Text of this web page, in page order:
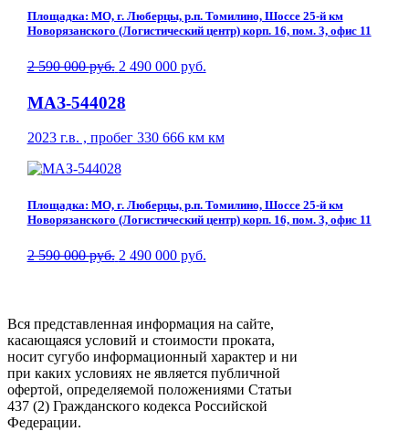
Площадка: МО, г. Люберцы, р.п. Томилино, Шоссе 25-й км
Новорязанского (Логистический центр) корп. 16, пом. 3, офис 11
2 590 000 руб. 2 490 000 руб.
МАЗ-544028
2023 г.в. , пробег 330 666 км км
Площадка: МО, г. Люберцы, р.п. Томилино, Шоссе 25-й км
Новорязанского (Логистический центр) корп. 16, пом. 3, офис 11
2 590 000 руб. 2 490 000 руб.
Вся представленная информация на сайте,
касающаяся условий и стоимости проката,
носит сугубо информационный характер и ни
при каких условиях не является публичной
офертой, определяемой положениями Статьи
437 (2) Гражданского кодекса Российской
Федерации.